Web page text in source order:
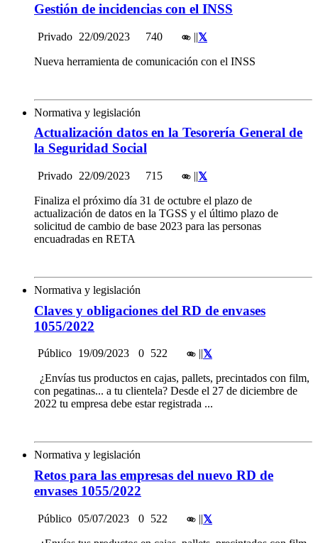
Gestión de incidencias con el INSS
Privado 22/09/2023 740 ||
Nueva herramienta de comunicación con el INSS
Normativa y legislación
Actualización datos en la Tesorería General de
la Seguridad Social
Privado 22/09/2023 715 ||
Finaliza el próximo día 31 de octubre el plazo de
actualización de datos en la TGSS y el último plazo de
solicitud de cambio de base 2023 para las personas
encuadradas en RETA
Normativa y legislación
Claves y obligaciones del RD de envases
1055/2022
Público 19/09/2023 0 522 ||
¿Envías tus productos en cajas, pallets, precintados con film,
con pegatinas... a tu clientela? Desde el 27 de diciembre de
2022 tu empresa debe estar registrada ...
Normativa y legislación
Retos para las empresas del nuevo RD de
envases 1055/2022
Público 05/07/2023 0 522 ||